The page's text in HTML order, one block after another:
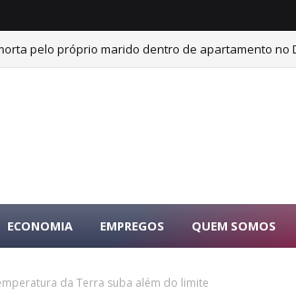
morta pelo próprio marido dentro de apartamento
ECONOMIA EMPREGOS QUEM SOMOS
da Terra suba além do limite